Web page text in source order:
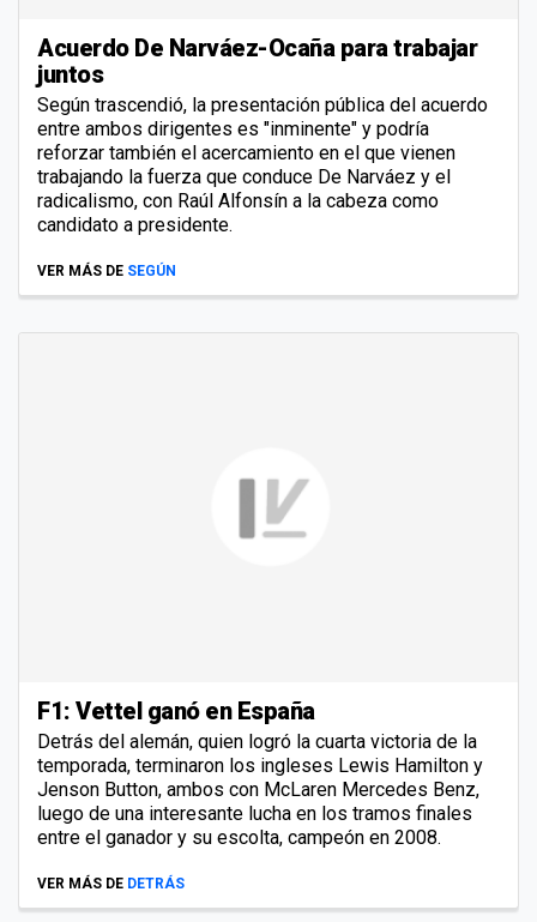
Acuerdo De Narváez-Ocaña para trabajar
juntos
Según trascendió, la presentación pública del acuerdo
entre ambos dirigentes es "inminente" y podría
reforzar también el acercamiento en el que vienen
trabajando la fuerza que conduce De Narváez y el
radicalismo, con Raúl Alfonsín a la cabeza como
candidato a presidente.
VER MÁS DE SEGÚN
F1: Vettel ganó en España
Detrás del alemán, quien logró la cuarta victoria de la
temporada, terminaron los ingleses Lewis Hamilton y
Jenson Button, ambos con McLaren Mercedes Benz,
luego de una interesante lucha en los tramos finales
entre el ganador y su escolta, campeón en 2008.
VER MÁS DE DETRÁS